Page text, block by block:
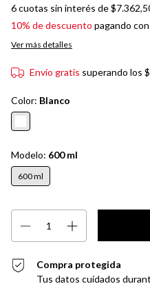
6cuotas sin interés de
10% de descuento pagando
Ver más detalles
Envío gratis superando los
Color: Blanco
Modelo: 600 ml
600 ml
Compra protegida
Tus datos cuidados